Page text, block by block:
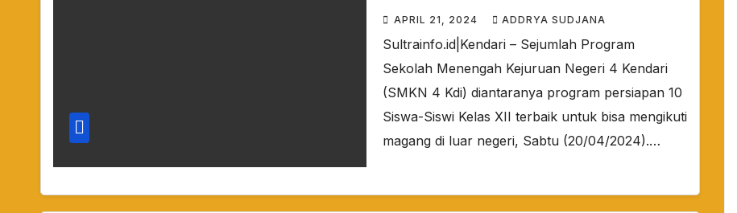
Internasional
APRIL 21, 2024 ADDRYA SUDJANA
Sultrainfo.id|Kendari – Sejumlah Program
Sekolah Menengah Kejuruan Negeri 4 Kendari
(SMKN 4 Kdi) diantaranya program persiapan 10
Siswa-Siswi Kelas XII terbaik untuk bisa mengikuti
magang di luar negeri, Sabtu (20/04/2024).…